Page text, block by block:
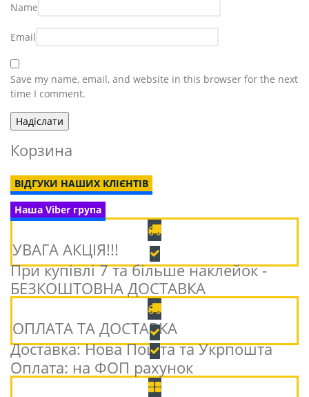
Name
Email
Save my name, email, and website in this browser for the next
time I comment.
Корзина
ВІДГУКИ НАШИХ КЛІЄНТІВ
Наша Viber група
УВАГА АКЦІЯ!!!
При купівлі 7 та більше наклейок -
БЕЗКОШТОВНА ДОСТАВКА
ОПЛАТА ТА ДОСТАВКА
Доставка: Нова Пошта та Укрпошта
Оплата: на ФОП рахунок